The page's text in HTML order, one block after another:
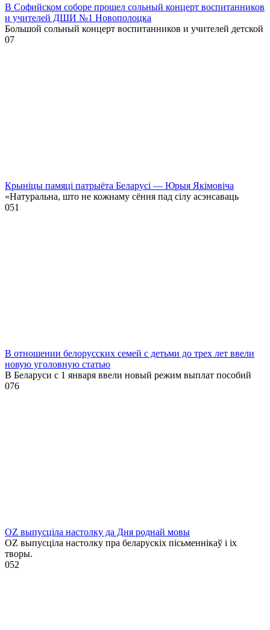
В Софийском соборе прошел сольный концерт воспитанников
и учителей ДШИ №1 Новополоцка
Большой сольный концерт воспитанников и учителей детской
07
Крыніцы памяці патрыёта Беларусі — Юрыя Якімовіча
«Натуральна, што не кожнаму сёння пад сілу асэнсаваць
051
В отношении белорусских семей с детьми до трех лет ввели
новую уголовную статью
В Беларуси с 1 января ввели новый режим выплат пособий
076
OZ выпусціла настолку да Дня роднай мовы
OZ выпусціла настолку пра беларускіх пісьменнікаў і іх
творы.
052